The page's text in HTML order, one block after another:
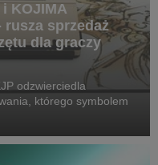
KOJIMA
rusza sprzedaż
dla graczy
odzwierciedla
którego symbolem